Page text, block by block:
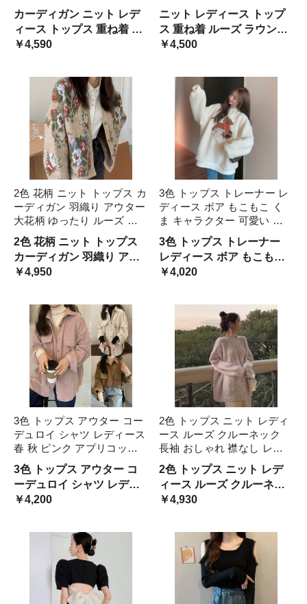
袖 おしゃれ ヒョウ柄 グレ
ー 青 ブルー アニマル レオ
パード柄 カジュアル オーバ
ーサイズ 大きめ ゆ 可愛い
カーディガン ニット レデ
ィース トップス 重ね着 ル
ーズ ネック ビッグサイズ
レー 青 ブルー アニマル レ
オパード柄 カジュアル
￥4,590
サイズ 長袖 おしゃれ 柄 白
カジュアル 可愛い オーバー
サイズ ゆったり マニッシュ
こなれ感 大きめ
ニット レディース トップ
ス 重ね着 ルーズ ラウンド
ネック レトロ ガーリー 大
柄 レトロ 白 カジュアル 可
愛い オーバーサイズ 大き
￥4,500
2色 花柄 ニット トップス カ
ーディガン 羽織り アウター
大花柄 ゆったり ルーズ レ
トロ 着回し シック カジュ
アル モテる 着痩せ レディ
ース ワンサイズ フリーサイ
ズ 春 冬 サマー オ 秋
2色 花柄 ニット トップス
カーディガン 羽織り アウ
ター 大花柄 ゆったり ルー
ジュアル モテる 着痩せ レ
ディース ワンサイズ フリ
ーサイズ 春 冬 サマー オ 秋
￥4,950
3色 トップス トレーナー レ
ディース ボア もこもこ く
ま キャラクター 可愛い 秋
冬 アプリコット ピンク ブ
ルー 青 長袖 厚手 ラウンド
ネック 刺繍 カジュアル キ
ュート か クマ
3色 トップス トレーナー
レディース ボア もこもこ
くま キャラクター 可愛い
ブルー 青 長袖 厚手 ラウン
ドネック 刺繍 クマ
￥4,020
3色 トップス アウター コー
デュロイ シャツ レディース
春 秋 ピンク アプリコット
ブラウン 茶色 長袖 襟付き
シンプル かわいい カジュア
ル 大人可愛い 大人女子 レ
トロ こなれ感 おしゃれ
3色 トップス アウター コ
ーデュロイ シャツ レディ
ース 春 秋 ピンク アプリコ
付き シンプル かわいい カ
ジュアル 大人可愛い お
￥4,200
2色 トップス ニット レディ
ース ルーズ クルーネック
長袖 おしゃれ 襟なし レト
ロ 編み カジュアル 可愛い
大きめ ゆったり マニッシュ
こなれ感 コーデ 通学 通勤
OL ライトピンク 学生
2色 トップス ニット レデ
ィース ルーズ クルーネッ
ク 長袖 おしゃれ 襟なし レ
い 大きめ ゆったり マニッ
シュ こなれ感 コーデ 通
￥4,930